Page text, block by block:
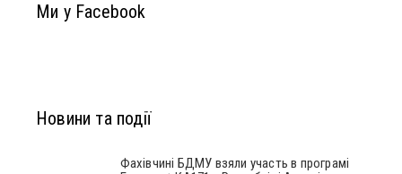
Ми у Facebook
Новини та події
Фахівчині БДМУ взяли участь в програмі